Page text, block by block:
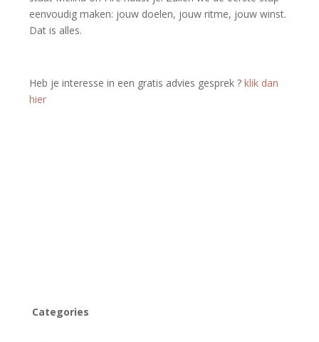
eenvoudig maken: jouw doelen, jouw ritme, jouw winst.
Dat is alles.
Heb je interesse in een gratis advies gesprek ­­? klik dan
hier
Categories